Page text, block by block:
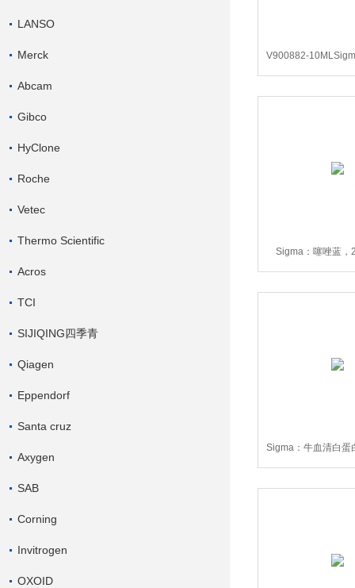
LANSO
Merck
Abcam
Gibco
HyClone
Roche
Vetec
Thermo Scientific
Acros
TCI
SIJIQING四季青
Qiagen
Eppendorf
Santa cruz
Axygen
SAB
Corning
Invitrogen
OXOID
V900882-
乙酯，
Sigma：噻唑蓝，
V900888-
Sigma：牛血清白蛋
8，